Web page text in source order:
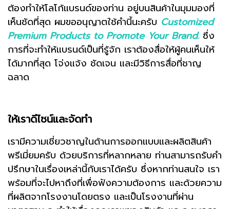
ต้องทำให้โลโก้แบรนด์ของท่าน อยู่บนสินค้าในมุมมองที่
เห็นชัดที่สุด ผมขออนุญาตใช้คำนี้นะครับ Customized
Premium Products to Promote Your Brand.ซึ่ง
การที่จะทำให้แบรนด์เป็นที่รู้จัก เราต้องสื่อให้ผู้คนเห็นให้
ได้มากที่สุด โจ่งแจ้ง ชัดเจน และมีวิธีการสื่อที่ชาญ
ฉลาด
ให้เราดีไซน์และจัดทำ
เรามีความเชี่ยวชาญในด้านการออกแบบและผลิตสินค้า
พรีเมี่ยมครับ ด้วยบริการที่หลากหลาย ท่านสามารถรับคำ
ปรึกษาในเรื่องเหล่านี้กับเราได้ครับ ซึ่งหากท่านสนใจ เรา
พร้อมที่จะไปหาถึงที่เพื่อฟังความต้องการ และด้วยความ
ที่ผลิตจากโรงงานโดยตรง และเป็นโรงงานที่ผ่าน